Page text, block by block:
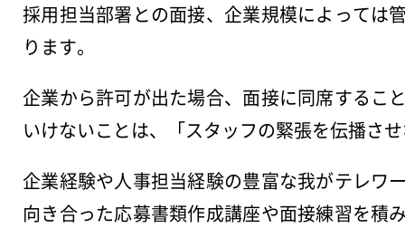
採用担当部署との面接、企業規模によっては
ります。
企業から許可が出た場合、面接に同席するこ
いけないことは、「スタッフの緊張を伝播さ
企業経験や人事担当経験の豊富な我がテレワ
向き合った応募書類作成講座や面接練習を積